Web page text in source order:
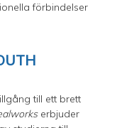
förbindelser
till ett brett
erbjuder